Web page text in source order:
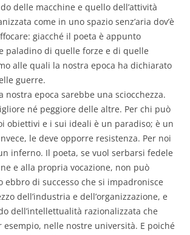
delle macchine e quello dell’attività
come in uno spazio senz’aria dov’è
giacché il poeta è appunto
paladino di quelle forze e di quelle
alle quali la nostra epoca ha dichiarato
guerre.
nostra epoca sarebbe una sciocchezza.
né peggiore delle altre. Per chi può
obiettivi e i sui ideali è un paradiso; è un
le deve opporre resistenza. Per noi
inferno. Il poeta, se vuol serbarsi fedele
e alla propria vocazione, non può
ebbro di successo che si impadronisce
dell’industria e dell’organizzazione, e
dell’intellettualità razionalizzata che
esempio, nelle nostre università. E poiché